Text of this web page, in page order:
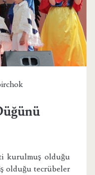
kurulmuş olduğu
olduğu tecrübeler